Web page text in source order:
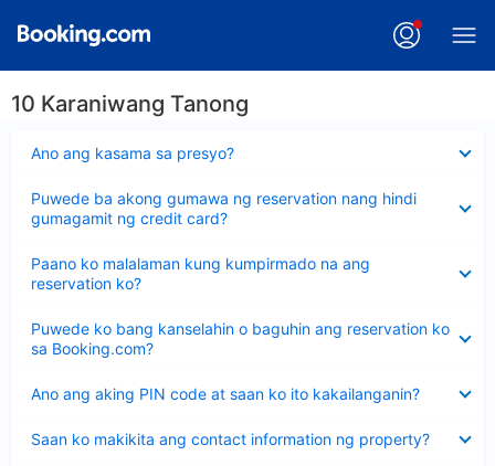
10 Karaniwang Tanong
Ano ang kasama sa presyo?
ang
Puwede ba akong gumawa ng reservation nang hindi
gumagamit ng credit card?
ang
sagot
Paano ko malalaman kung kumpirmado na ang
reservation ko?
ang
sagot
Puwede ko bang kanselahin o baguhin ang reservation ko
sa Booking.com?
ang
sagot
Ano ang aking PIN code at saan ko ito kakailanganin?
ang
Saan ko makikita ang contact information ng property?
ang